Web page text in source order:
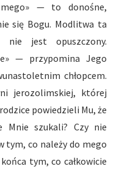
— to donośne,
się Bogu. Modlitwa ta
nie jest opuszczony.
— przypomina Jego
chłopcem.
jerozolimskiej, której
powiedzieli Mu, że
Mnie szukali? Czy nie
tym, co należy do mego
tym, co całkowicie